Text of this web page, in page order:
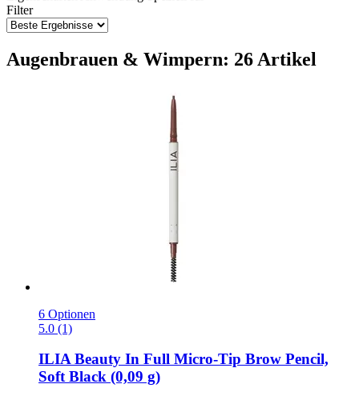
Filter
Augenbrauen & Wimpern: 26 Artikel
6 Optionen
5.0 (1)
ILIA Beauty In Full Micro-​Tip Brow Pencil,
Soft Black (0,09 g)